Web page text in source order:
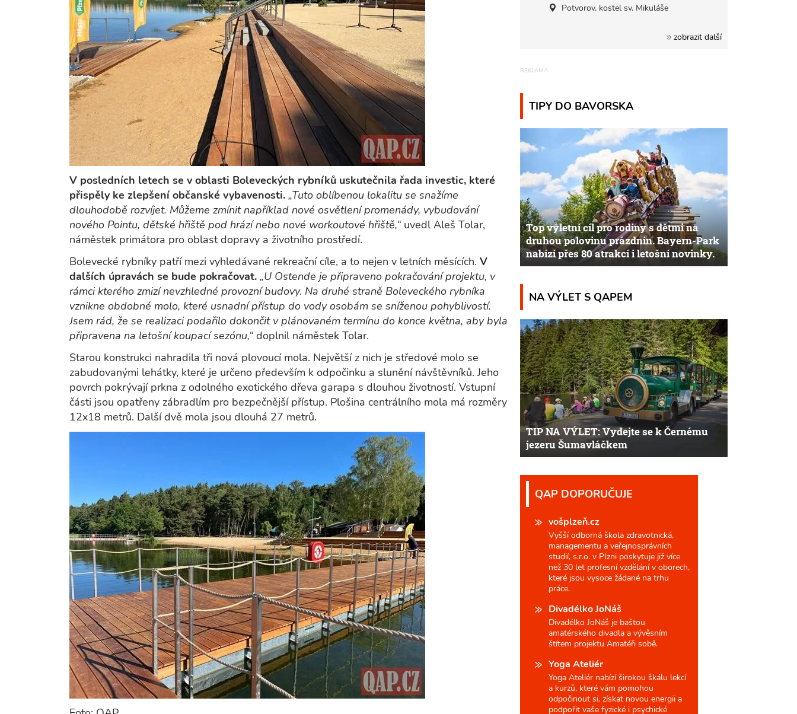
V posledních letech se v oblasti Boleveckých rybníků uskutečnila řada investic, které
přispěly ke zlepšení občanské vybavenosti. „Tuto oblíbenou lokalitu se snažíme
dlouhodobě rozvíjet. Můžeme zmínit například nové osvětlení promenády, vybudování
nového Pointu, dětské hřiště pod hrází nebo nové workoutové hřiště,“ uvedl Aleš Tolar,
náměstek primátora pro oblast dopravy a životního prostředí.
Bolevecké rybníky patří mezi vyhledávané rekreační cíle, a to nejen v letních měsících. V
dalších úpravách se bude pokračovat. „U Ostende je připraveno pokračování projektu, v
rámci kterého zmizí nevzhledné provozní budovy. Na druhé straně Boleveckého rybníka
vznikne obdobné molo, které usnadní přístup do vody osobám se sníženou pohyblivostí.
Jsem rád, že se realizaci podařilo dokončit v plánovaném termínu do konce května, aby byla
připravena na letošní koupací sezónu,“ doplnil náměstek Tolar.
Starou konstrukci nahradila tři nová plovoucí mola. Největší z nich je středové molo se
zabudovanými lehátky, které je určeno především k odpočinku a slunění návštěvníků. Jeho
povrch pokrývají prkna z odolného exotického dřeva garapa s dlouhou životností. Vstupní
části jsou opatřeny zábradlím pro bezpečnější přístup. Plošina centrálního mola má rozměry
12x18 metrů. Další dvě mola jsou dlouhá 27 metrů.
Potvorov, kostel sv. Mikuláše
zobrazit další
TIPY DO BAVORSKA
Top výletní cíl pro rodiny s dětmi na
druhou polovinu prázdnin. Bayern-Park
nabízí přes 80 atrakcí i letošní novinky.
NA VÝLET S QAPEM
TIP NA VÝLET: Vydejte se k Černému
jezeru Šumavláčkem
QAP DOPORUČUJE
vošplzeň.cz
Vyšší odborná škola zdravotnická,
managementu a veřejnosprávních
studií, s.r.o. v Plzni poskytuje již více
než 30 let profesní vzdělání v oborech,
které jsou vysoce žádané na trhu
práce.
Divadélko JoNáš
Divadélko JoNáš je baštou
amatérského divadla a vývěsním
štítem projektu Amatéři sobě.
Yoga Ateliér
Yoga Ateliér nabízí širokou škálu lekcí
a kurzů, které vám pomohou
odpočinout si, získat novou energii a
podpořit vaše fyzické i psychické